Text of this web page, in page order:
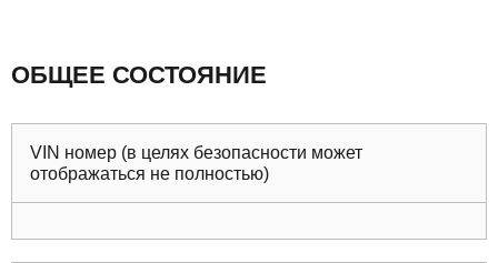
ОБЩЕЕ СОСТОЯНИЕ
VIN номер (в целях безопасности может
отображаться не полностью)